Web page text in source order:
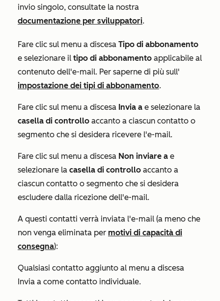
invio singolo, consultate la nostra
documentazione per sviluppatori.
Fare clic sul menu a discesa Tipo di abbonamento
e selezionare il tipo di abbonamento applicabile al
contenuto dell'e-mail. Per saperne di più sull'
impostazione dei tipi di abbonamento.
Fare clic sul menu a discesa Invia a e selezionare la
casella di controllo accanto a ciascun contatto o
segmento che si desidera ricevere l'e-mail.
Fare clic sul menu a discesa Non inviare a e
selezionare la casella di controllo accanto a
ciascun contatto o segmento che si desidera
escludere dalla ricezione dell'e-mail.
A questi contatti verrà inviata l'e-mail (a meno che
non venga eliminata per motivi di capacità di
consegna):
Qualsiasi contatto aggiunto al menu a discesa
Invia a come contatto individuale.